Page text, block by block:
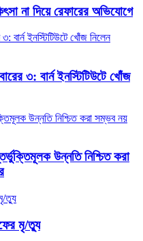
না দিয়ে রেফারের অভিযোগে
৩: বার্ন ইনস্টিটিউটে খোঁজ
উন্নতি নিশ্চিত করা
মৃ/ত্যু